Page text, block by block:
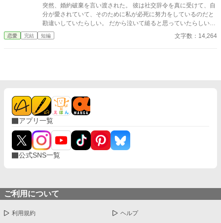
わせろと言う。 こんな人のどこが良かったのかしら？？？ 家族に
相談し、離婚に向けて動き出すわたしだったが、わたしの変化に
気がついたレンジロード様が、なぜかわたしにかまうようになり
突然、婚約破棄を言い渡された。 彼は社交辞令を真に受けて、自
分が愛されていて、そのために私が必死に努力をしているのだと
勘違いしていたらしい。 だから泣いて縋ると思っていたらしいで
すが、それはあり得ません。 私が王妃になるのは確定。その相手
がたまたま、あなただった。それだけです。 またまた軽率に短
恋愛 完結 短編 文字数：14,264
アプリ一覧
公式SNS一覧
ご利用について
利用規約 ヘルプ